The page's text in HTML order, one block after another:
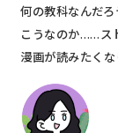
何の教科なんだ
こうなのか……ス
漫画が読みたくな